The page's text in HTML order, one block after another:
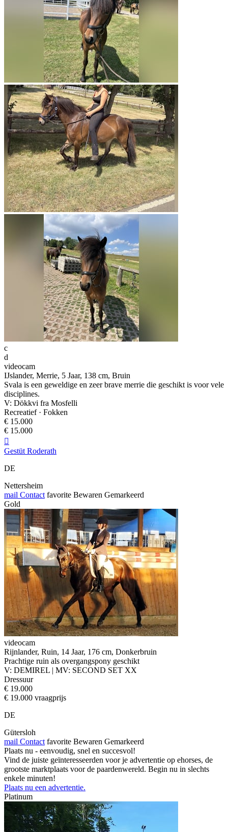
c
d
videocam
IJslander, Merrie, 5 Jaar, 138 cm, Bruin
Svala is een geweldige en zeer brave merrie die geschikt is voor vele
disciplines.
V: Dökkvi fra Mosfelli
Recreatief · Fokken
€ 15.000
€ 15.000

Gestüt Roderath
DE
Nettersheim
mail Contact favorite Bewaren Gemarkeerd
Gold
videocam
Rijnlander, Ruin, 14 Jaar, 176 cm, Donkerbruin
Prachtige ruin als overgangspony geschikt
V: DEMIREL | MV: SECOND SET XX
Dressuur
€ 19.000
€ 19.000 vraagprijs
DE
Gütersloh
mail Contact favorite Bewaren Gemarkeerd
Plaats nu - eenvoudig, snel en succesvol!
Vind de juiste geïnteresseerden voor je advertentie op ehorses, de
grootste marktplaats voor de paardenwereld. Begin nu in slechts
enkele minuten!
Plaats nu een advertentie.
Platinum